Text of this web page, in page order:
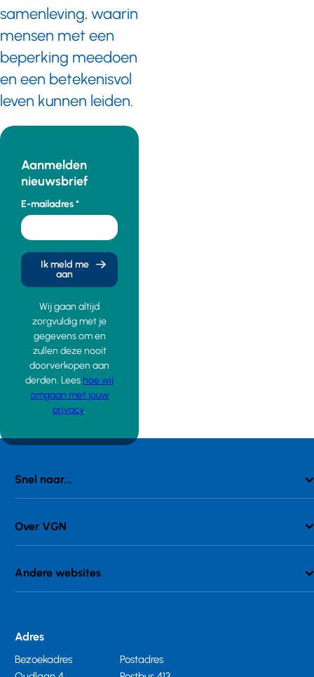
samenleving, waarin
mensen met een
beperking meedoen
en een betekenisvol
leven kunnen leiden.
Aanmelden
nieuwsbrief
E-mailadres
Ik meld me
aan
Wij gaan altijd
zorgvuldig met je
gegevens om en
zullen deze nooit
doorverkopen aan
derden. Lees hoe wij
omgaan met jouw
privacy.
Snel naar...
Over VGN
Andere websites
Adres
Bezoekadres
Postadres